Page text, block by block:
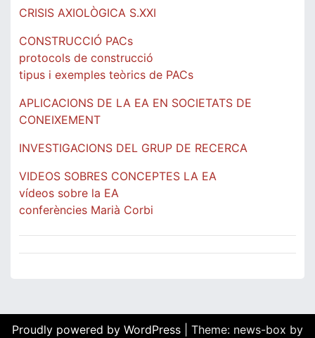
CRISIS AXIOLÒGICA S.XXI
CONSTRUCCIÓ PACs
protocols de construcció
tipus i exemples teòrics de PACs
APLICACIONS DE LA EA EN SOCIETATS DE
CONEIXEMENT
INVESTIGACIONS DEL GRUP DE RECERCA
VIDEOS SOBRES CONCEPTES LA EA
vídeos sobre la EA
conferències Marià Corbi
Proudly powered by WordPress
Theme: news-box by